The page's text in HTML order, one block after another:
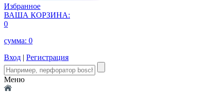
Избранное
ВАША КОРЗИНА:
0
сумма: 0
Вход | Регистрация
Меню